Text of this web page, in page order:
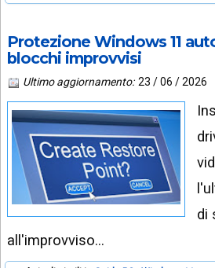
Protezione Windows 11
blocchi improvvisi
Ultimo aggiornamento: 23 / 06 / 2026
di
all'improvviso…